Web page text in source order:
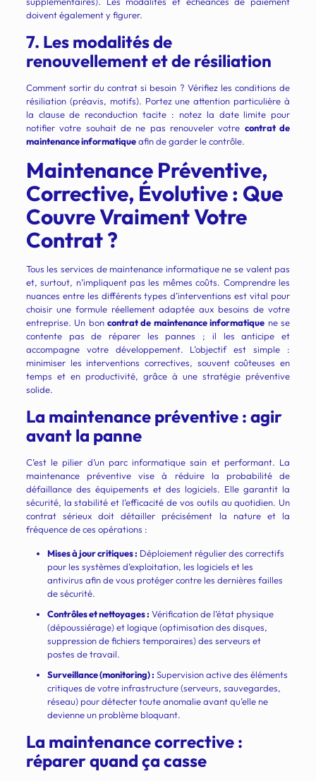
doivent également y figurer.
7. Les modalités de
renouvellement et de résiliation
Comment sortir du contrat si besoin ? Vérifiez les conditions de
résiliation (préavis, motifs). Portez une attention particulière à
la clause de reconduction tacite : notez la date limite pour
notifier votre souhait de ne pas renouveler votre contrat de
maintenance informatiqueafin de garder le contrôle.
Maintenance Préventive,
Corrective, Évolutive : Que
Couvre Vraiment Votre
Contrat ?
Tous les services de maintenance informatique ne se valent pas
et, surtout, n’impliquent pas les mêmes coûts. Comprendre les
nuances entre les différents types d’interventions est vital pour
choisir une formule réellement adaptée aux besoins de votre
entreprise. Un boncontrat de maintenance informatique ne se
contente pas de réparer les pannes ; il les anticipe et
accompagne votre développement. L’objectif est simple :
minimiser les interventions correctives, souvent coûteuses en
temps et en productivité, grâce à une stratégie préventive
solide.
La maintenance préventive : agir
avant la panne
C’est le pilier d’un parc informatique sain et performant. La
maintenance préventive vise à réduire la probabilité de
défaillance des équipements et des logiciels. Elle garantit la
sécurité, la stabilité et l’efficacité de vos outils au quotidien. Un
contrat sérieux doit détailler précisément la nature et la
fréquence de ces opérations :
Mises à jour critiques : Déploiement régulier des correctifs
pour les systèmes d’exploitation, les logiciels et les
antivirus afin de vous protéger contre les dernières failles
de sécurité.
Contrôles et nettoyages : Vérification de l’état physique
(dépoussiérage) et logique (optimisation des disques,
suppression de fichiers temporaires) des serveurs et
postes de travail.
Surveillance (monitoring) : Supervision active des éléments
critiques de votre infrastructure (serveurs, sauvegardes,
réseau) pour détecter toute anomalie avant qu’elle ne
devienne un problème bloquant.
La maintenance corrective :
réparer quand ça casse